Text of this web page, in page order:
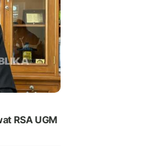
RSA UGM